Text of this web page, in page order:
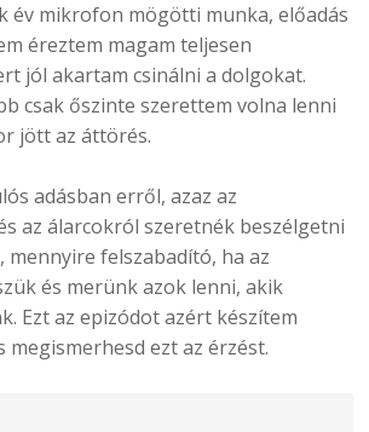
év mikrofon mögötti munka, előadás
éreztem magam teljesen
jól akartam csinálni a dolgokat.
csak őszinte szerettem volna lenni
jött az áttörés.
adásban erről, azaz az
az álarcokról szeretnék beszélgetni
mennyire felszabadító, ha az
és merünk azok lenni, akik
Ezt az epizódot azért készítem
megismerhesd ezt az érzést.